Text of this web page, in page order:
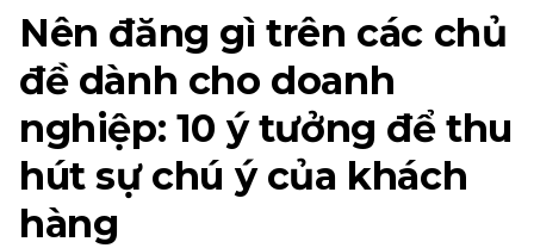
Nên đăng gì trên các chủ
đề dành cho doanh
nghiệp: 10 ý tưởng để thu
hút sự chú ý của khách
hàng